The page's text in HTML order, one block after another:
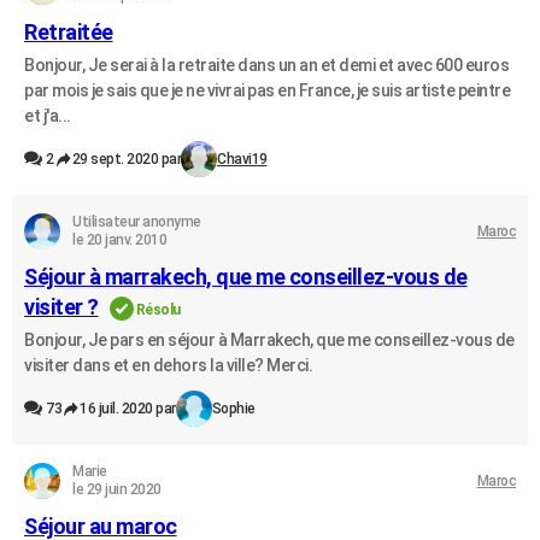
Retraitée
Bonjour, Je serai à la retraite dans un an et demi et avec 600 euros
par mois je sais que je ne vivrai pas en France, je suis artiste peintre
et j'a...
2 29 sept. 2020 par Chavi19
Utilisateur anonyme
le 20 janv. 2010
Maroc
Séjour à marrakech, que me conseillez-vous de
visiter ?
Résolu
Bonjour, Je pars en séjour à Marrakech, que me conseillez-vous de
visiter dans et en dehors la ville? Merci.
73 16 juil. 2020 par Sophie
Marie
le 29 juin 2020
Maroc
Séjour au maroc